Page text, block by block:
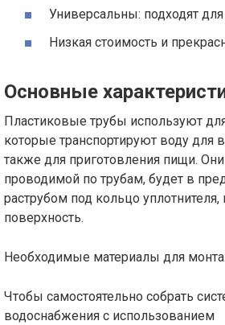
Универсальны: подходят
Низкая стоимость и
Основные
Пластиковые трубы используют
которые транспортируют воду для
также для приготовления пищи. Они
проводимой по трубам, будет в
раструбом под кольцо
поверхность.
Необходимые материалы для
Чтобы самостоятельно собрать
водоснабжения с использованием